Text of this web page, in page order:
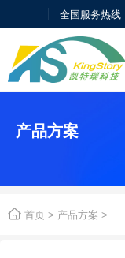
全国服务热线
产品方案
 首页 > 产品方案 >